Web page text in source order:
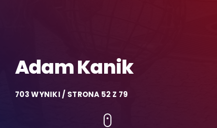
Adam Kanik
703 WYNIKI / STRONA 52 Z 79